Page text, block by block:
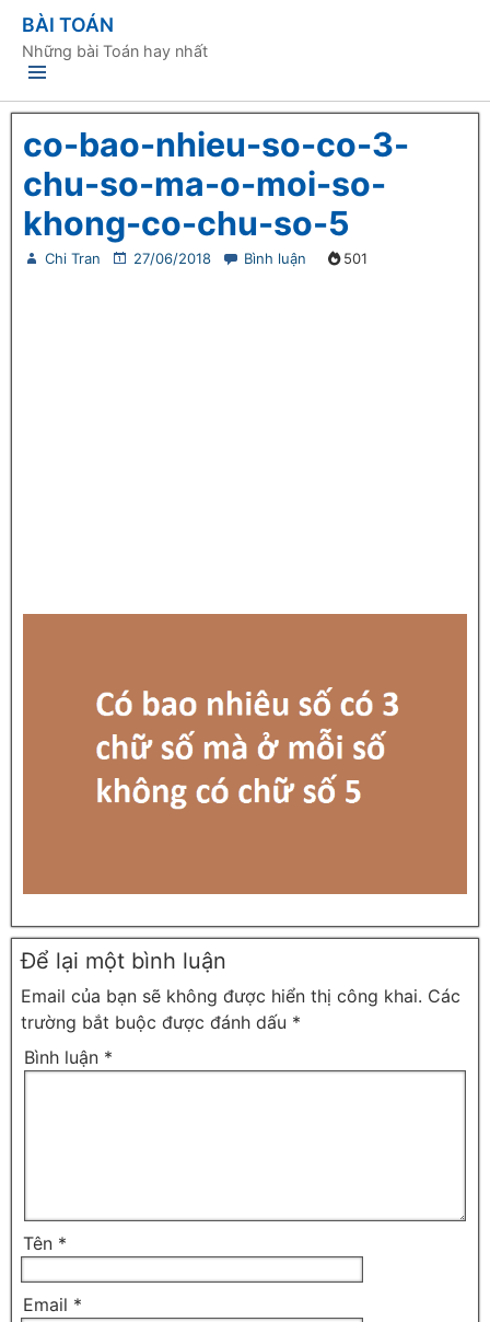
BÀI TOÁN
Những bài Toán hay nhất
co-bao-nhieu-so-co-3-
chu-so-ma-o-moi-so-
khong-co-chu-so-5
Chi Tran 27/06/2018 Bình luận 501
Để lại một bình luận
Email của bạn sẽ không được hiển thị công khai. Các
trường bắt buộc được đánh dấu *
Bình luận *
Tên *
Email *